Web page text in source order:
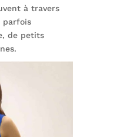
à travers
parfois
de petits